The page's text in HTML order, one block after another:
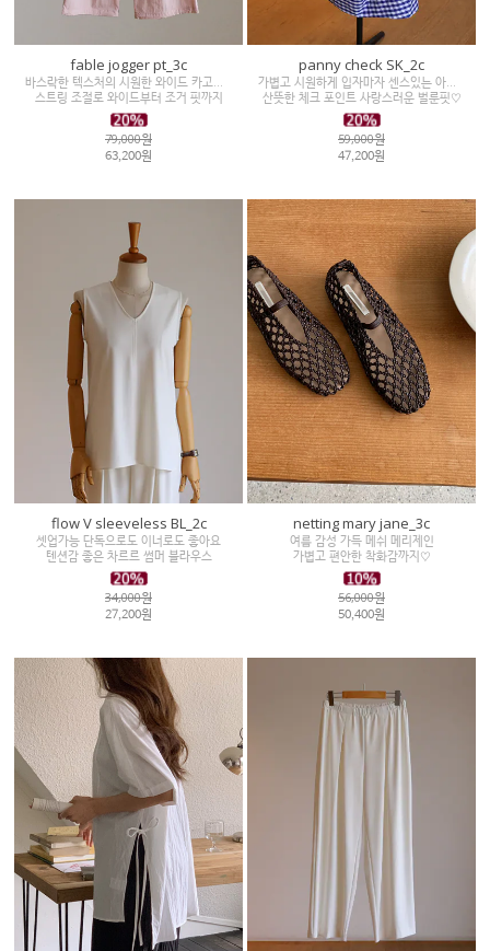
fable jogger pt_3c
스트링 조절로 와이드부터 조거 핏까지
79,000원
63,200원
panny check SK_2c
산뜻한 체크 포인트 사랑스러운 벌룬핏♡
59,000원
47,200원
flow V sleeveless BL_2c
셋업가능 단독으로도 이너로도 좋아요
텐션감 좋은 차르르 썸머 블라우스
34,000원
27,200원
netting mary jane_3c
여름 감성 가득 메쉬 메리제인
가볍고 편안한 착화감까지♡
56,000원
50,400원